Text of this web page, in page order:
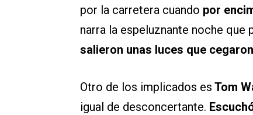
por la carretera cuando por
narra la espeluznante noche que
salieron unas luces que
Otro de los implicados es Tom
igual de desconcertante.